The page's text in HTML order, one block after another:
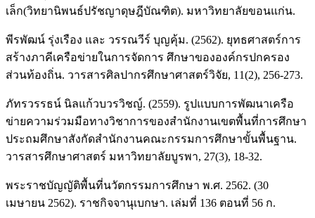
เล็ก(วิทยานิพนธ์ปรัชญาดุษฎีบัณฑิต). มหาวิทยาลัยขอนแก่น.
พีรพัฒน์ รุ่งเรือง และ วรรณวีร์ บุญคุ้ม. (2562). ยุทธศาสตร์การ
สร้างภาคีเครือข่ายในการจัดการ ศึกษาขององค์กรปกครอง
ส่วนท้องถิ่น. วารสารศิลปากรศึกษาศาสตร์วิจัย, 11(2), 256-273.
ภัทรวรรธน์ นิลแก้วบวรวิชญ์. (2559). รูปแบบการพัฒนาเครือ
ข่ายความร่วมมือทางวิชาการของสำนักงานเขตพื้นที่การศึกษา
ประถมศึกษาสังกัดสำนักงานคณะกรรมการศึกษาขั้นพื้นฐาน.
วารสารศึกษาศาสตร์ มหาวิทยาลัยบูรพา, 27(3), 18-32.
พระราชบัญญัติพื้นที่นวัตกรรมการศึกษา พ.ศ. 2562. (30
เมษายน 2562). ราชกิจจานุเบกษา. เล่มที่ 136 ตอนที่ 56 ก.